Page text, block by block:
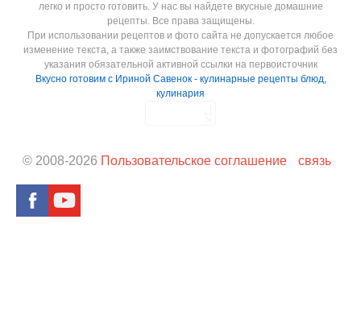
легко и просто готовить. У нас вы найдете вкусные домашние
рецепты. Все права защищены.
При использовании рецептов и фото сайта не допускается любое
изменение текста, а также заимствование текста и фотографий без
указания обязательной активной ссылки на первоисточник
Вкусно готовим с Ириной Савенок - кулинарные рецепты блюд,
кулинария
© 2008-2026 Пользовательское соглашение связь